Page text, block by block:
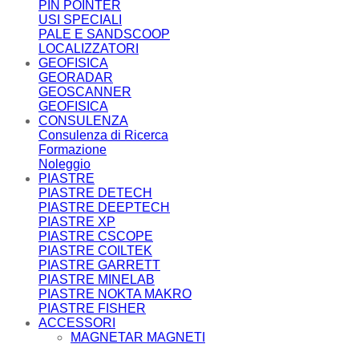
PIN POINTER
USI SPECIALI
PALE E SANDSCOOP
LOCALIZZATORI
GEOFISICA
GEORADAR
GEOSCANNER
GEOFISICA
CONSULENZA
Consulenza di Ricerca
Formazione
Noleggio
PIASTRE
PIASTRE DETECH
PIASTRE DEEPTECH
PIASTRE XP
PIASTRE CSCOPE
PIASTRE COILTEK
PIASTRE GARRETT
PIASTRE MINELAB
PIASTRE NOKTA MAKRO
PIASTRE FISHER
ACCESSORI
MAGNETAR MAGNETI